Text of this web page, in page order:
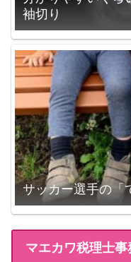
袖切り
サッカー選手の「
マエカワ税理士